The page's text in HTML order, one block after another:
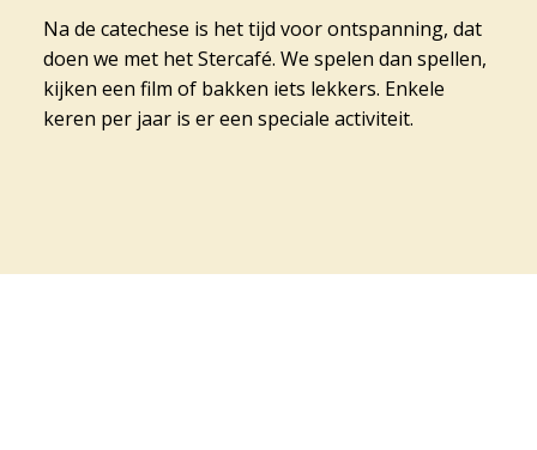
Na de catechese is het tijd voor ontspanning, dat
doen we met het Stercafé. We spelen dan spellen,
kijken een film of bakken iets lekkers. Enkele
keren per jaar is er een speciale activiteit.